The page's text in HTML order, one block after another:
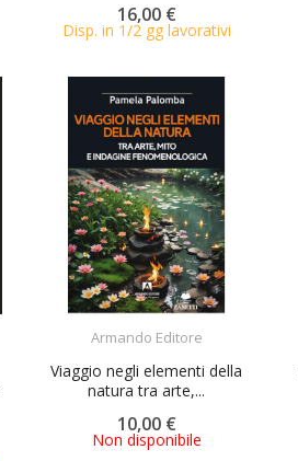
16,00 €
Disp. in 1/2 gg lavorativi
Armando Editore
Viaggio negli elementi della
natura tra arte,...
10,00 €
Non disponibile